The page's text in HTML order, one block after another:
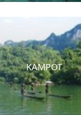
KAMPOT